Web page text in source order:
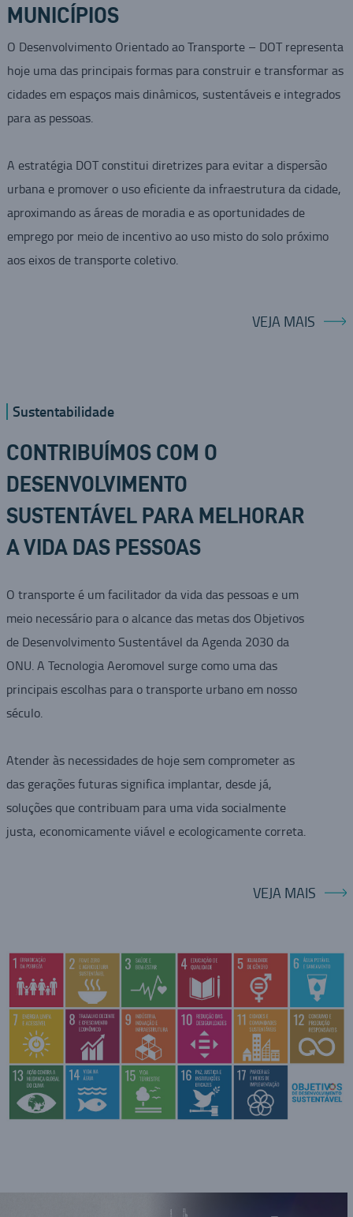
MUNICÍPIOS
O Desenvolvimento Orientado ao Transporte – DOT representa
hoje uma das principais formas para construir e transformar as
cidades em espaços mais dinâmicos, sustentáveis e integrados
para as pessoas.
A estratégia DOT constitui diretrizes para evitar a dispersão
urbana e promover o uso eficiente da infraestrutura da cidade,
aproximando as áreas de moradia e as oportunidades de
emprego por meio de incentivo ao uso misto do solo próximo
aos eixos de transporte coletivo.
VEJA MAIS
Sustentabilidade
CONTRIBUÍMOS COM O
DESENVOLVIMENTO
SUSTENTÁVEL PARA MELHORAR
A VIDA DAS PESSOAS
O transporte é um facilitador da vida das pessoas e um
meio necessário para o alcance das metas dos Objetivos
de Desenvolvimento Sustentável da Agenda 2030 da
ONU. A Tecnologia Aeromovel surge como uma das
principais escolhas para o transporte urbano em nosso
século.
Atender às necessidades de hoje sem comprometer as
das gerações futuras significa implantar, desde já,
soluções que contribuam para uma vida socialmente
justa, economicamente viável e ecologicamente correta.
VEJA MAIS